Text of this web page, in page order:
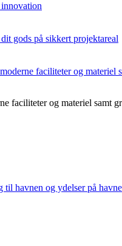
gods på sikkert projektareal
faciliteter og materiel
faciliteter og materiel samt
havnen og ydelser på